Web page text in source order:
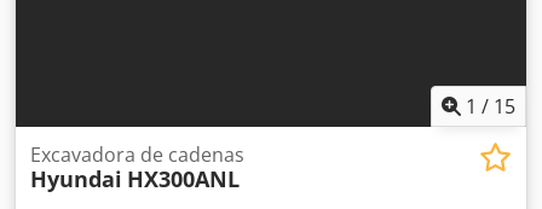
1 / 15
Excavadora de cadenas
Hyundai HX300ANL